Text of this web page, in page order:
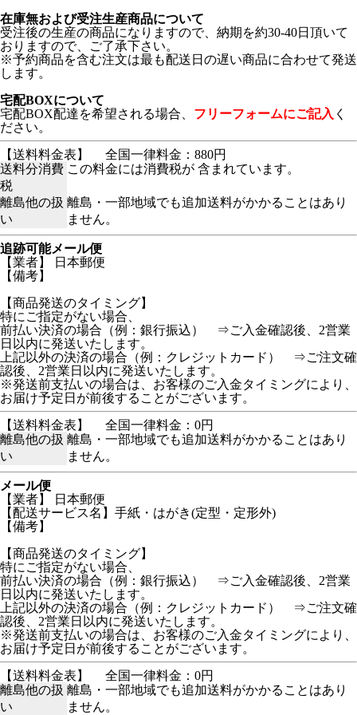
在庫無および受注生産商品について
受注後の生産の商品になりますので、納期を約30-40日頂いて
おりますので、ご了承下さい。
※予約商品を含む注文は最も配送日の遅い商品に合わせて発送
します。
宅配BOXについて
宅配BOX配達を希望される場合、 フリーフォームにご記入 く
ださい。
【送料料金表】
全国一律料金：880円
送料分消費
税
この料金には消費税が 含まれています。
離島他の扱
い
離島・一部地域でも追加送料がかかることはあり
ません。
追跡可能メール便
【業者】 日本郵便
【備考】
【商品発送のタイミング】
特にご指定がない場合、
前払い決済の場合（例：銀行振込） ⇒ご入金確認後、2営業
日以内に発送いたします。
上記以外の決済の場合（例：クレジットカード） ⇒ご注文確
認後、2営業日以内に発送いたします。
※発送前支払いの場合は、お客様のご入金タイミングにより、
お届け予定日が前後することがございます。
【送料料金表】
全国一律料金：0円
離島他の扱
い
離島・一部地域でも追加送料がかかることはあり
ません。
メール便
【業者】 日本郵便
【配送サービス名】手紙・はがき(定型・定形外)
【備考】
【商品発送のタイミング】
特にご指定がない場合、
前払い決済の場合（例：銀行振込） ⇒ご入金確認後、2営業
日以内に発送いたします。
上記以外の決済の場合（例：クレジットカード） ⇒ご注文確
認後、2営業日以内に発送いたします。
※発送前支払いの場合は、お客様のご入金タイミングにより、
お届け予定日が前後することがございます。
【送料料金表】
全国一律料金：0円
離島他の扱
い
離島・一部地域でも追加送料がかかることはあり
ません。